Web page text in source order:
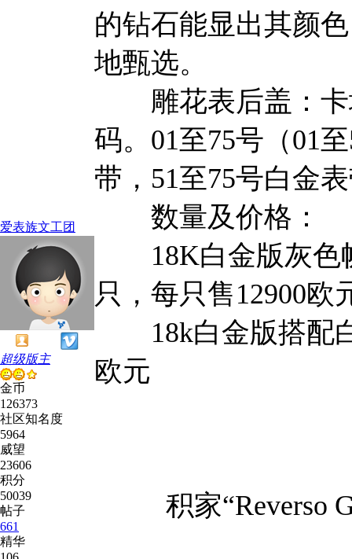
爱表族文工团
超级版主
金币
126373
社区知名度
5964
威望
23606
积分
50039
帖子
661
精华
的钻石能显出其颜
地甄选。
雕花表后盖：卡
码。01至75号（01
带，51至75号白金
数量及价格：
18K白金版灰色
只，每只售12900欧
18k白金版搭配白
欧元
积家“Reverso